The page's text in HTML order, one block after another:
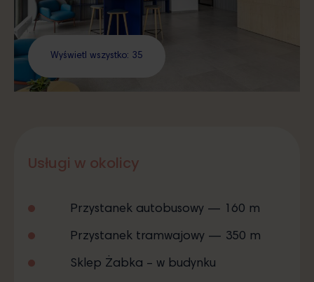
Wyświetl wszystko: 35
Usługi w okolicy
Przystanek autobusowy — 160 m
Przystanek tramwajowy — 350 m
Sklep Żabka – w budynku